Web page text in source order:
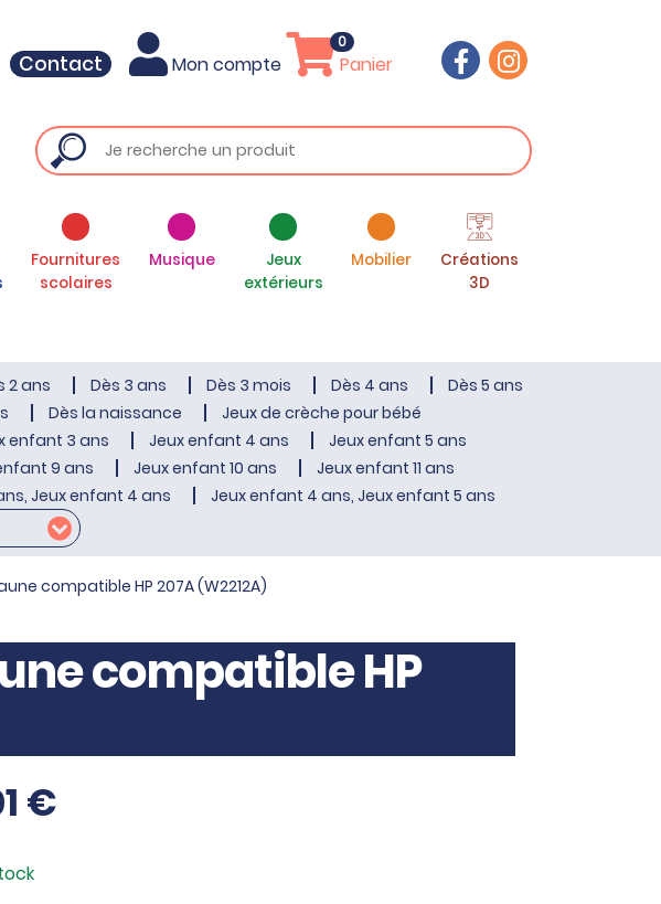
Contact Mon compte Panier
0
Fournitures
scolaires
Musique
Jeux
extérieurs
Mobilier
Créations
3D
2 ans Dès 3 ans Dès 3 mois Dès 4 ans
Dès 5 ans
Dès la naissance
Jeux de crèche pour bébé
enfant 3 ans Jeux enfant 4 ans
Jeux enfant 5 ans
9 ans Jeux enfant 10 ans
Jeux enfant 11 ans
Jeux enfant 4 ans Jeux enfant 4 ans, Jeux enfant 5 ans
compatible HP 207A (W2212A)
compatible HP
€